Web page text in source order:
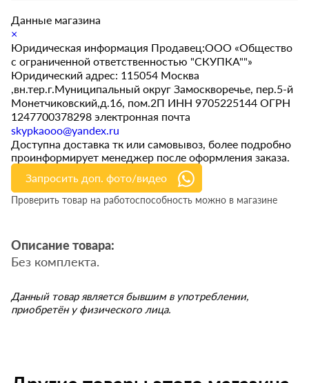
Данные магазина
×
Юридическая информация Продавец:ООО «Общество
с ограниченной ответственностью "СКУПКА""»
Юридический адрес: 115054 Москва
,вн.тер.г.Муниципальный округ Замоскворечье, пер.5-й
Монетчиковский,д.16, пом.2П ИНН 9705225144 ОГРН
1247700378298 электронная почта
skypkaooo@yandex.ru
Доступна доставка тк или самовывоз, более подробно
проинформирует менеджер после оформления заказа.
Запросить доп. фото/видео
Проверить товар на работоспособность можно в магазине
Описание товара:
Без комплекта.
Данный товар является бывшим в употреблении,
приобретён у физического лица.